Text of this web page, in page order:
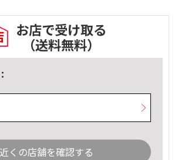
お店で受け取る
（送料無料）
近くの店舗を確認する